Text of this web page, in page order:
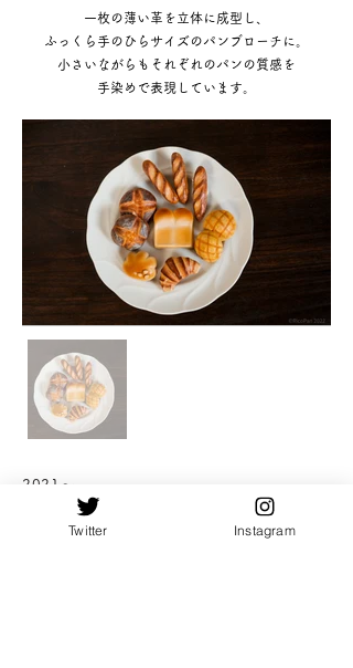
一枚の薄い革を立体に成型し、
ふっくら手のひらサイズのパンブローチに。
小さいながらもそれぞれのパンの質感を
手染めで表現しています。
2021〜
牛革、豚革、金属
Twitter Instagram